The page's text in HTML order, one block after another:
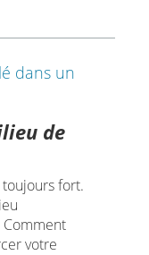
de
fort.
Comment
votre